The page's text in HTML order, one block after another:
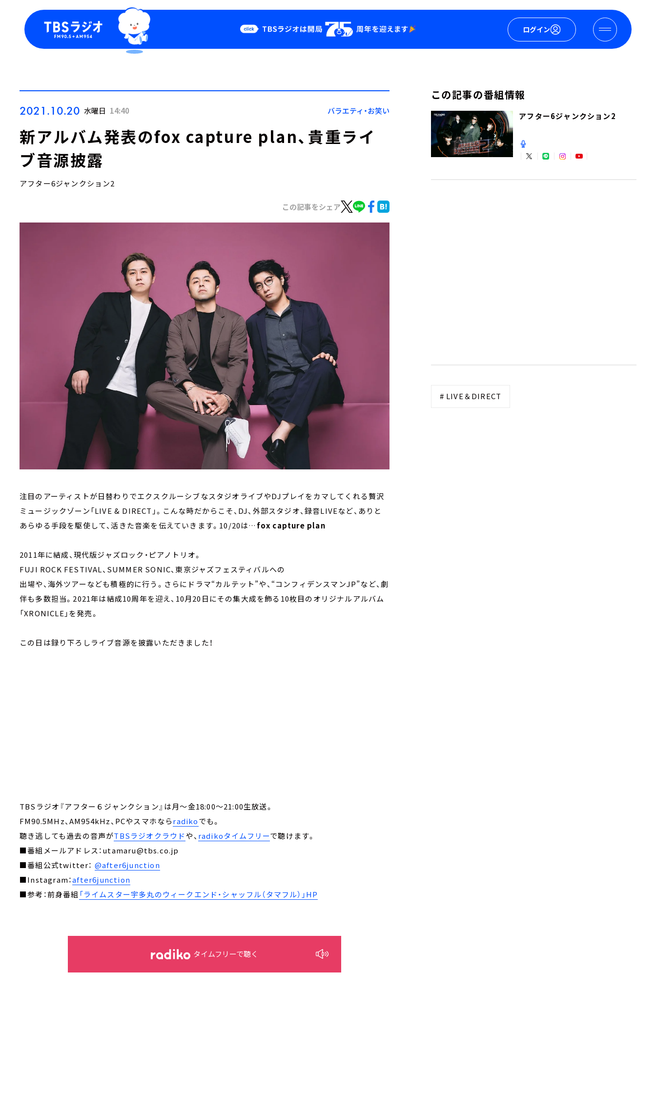
ログイン
Podcast
YouTube
会社情報
2021.10.20 水曜日 14:40 バラエティ・お笑い
新アルバム発表のfox capture plan、貴重ライ
ブ音源披露
アフター6ジャンクション2
この記事をシェア
注目のアーティストが日替わりでエクスクルーシブなスタジオライブやDJプレイをカマしてくれる贅沢
ミュージックゾーン「LIVE & DIRECT」。こんな時だからこそ、DJ、外部スタジオ、録音LIVEなど、ありと
あらゆる手段を駆使して、活きた音楽を伝えていきます。10/20は…fox capture plan
2011年に結成、現代版ジャズロック・ピアノトリオ。
FUJI ROCK FESTIVAL、SUMMER SONIC、東京ジャズフェスティバルへの
出場や、海外ツアーなども積極的に行う。さらにドラマ“カルテット”や、“コンフィデンスマンJP”など、劇
伴も多数担当。2021年は結成10周年を迎え、10月20日にその集大成を飾る10枚目のオリジナルアルバム
「XRONICLE」を発売。
この日は録り下ろしライブ音源を披露いただきました！
TBSラジオ『アフター６ジャンクション』は月～金18:00～21:00生放送。
FM90.5MHz、AM954kHz、PCやスマホならradikoでも。
聴き逃しても過去の音声がTBSラジオクラウドや、 radikoタイムフリーで聴けます。
■番組メールアドレス：utamaru@tbs.co.jp
■番組公式twitter： @after6junction
■Instagram：after6junction
■参考：前身番組 「ライムスター宇多丸のウィークエンド・シャッフル（タマフル）」HP
タイムフリーで聴く
この記事の番組情報
アフター6ジャンクション2
# LIVE＆DIRECT